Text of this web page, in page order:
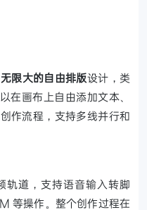
限大的自由排版设计，类
画布上自由添加文本、
作流程，支持多线并行和
轨道，支持语音输入转脚
等操作。整个创作过程在